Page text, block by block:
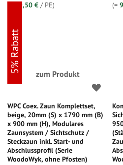
99,50 € / PE)
(=
zum Produkt
5% Rabatt
WPC Coex. Zaun Komplettset,
beige, 20mm (S) x 1790 mm (B)
x 900 mm (H), Modulares
Zaunsystem / Sichtschutz /
Steckzaun inkl. Start- und
Abschlussprofil (Serie
WoodoWyk, ohne Pfosten)